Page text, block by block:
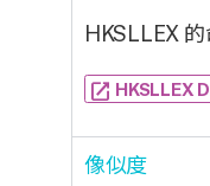
HKSLLEX
open_in_new HKSLLEX
像似度